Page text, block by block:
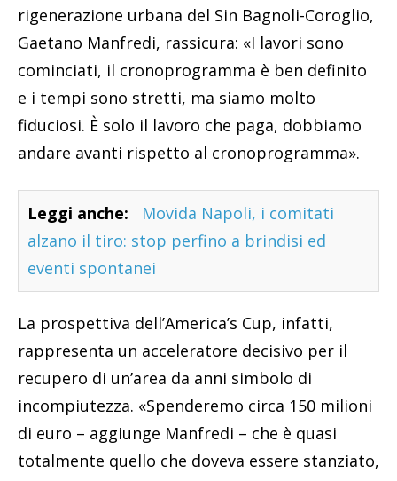
rigenerazione urbana del Sin Bagnoli-Coroglio,
Gaetano Manfredi, rassicura: «I lavori sono
cominciati, il cronoprogramma è ben definito
e i tempi sono stretti, ma siamo molto
fiduciosi. È solo il lavoro che paga, dobbiamo
andare avanti rispetto al cronoprogramma».
Leggi anche:
Movida Napoli, i comitati
alzano il tiro: stop perfino a brindisi ed
eventi spontanei
La prospettiva dell’America’s Cup, infatti,
rappresenta un acceleratore decisivo per il
recupero di un’area da anni simbolo di
incompiutezza. «Spenderemo circa 150 milioni
di euro – aggiunge Manfredi – che è quasi
totalmente quello che doveva essere stanziato,